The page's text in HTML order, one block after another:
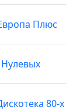
Плюс
80-